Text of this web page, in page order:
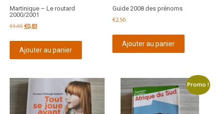
Martinique – Le routard
2000/2001
€1,65 Le
initial
€0,83Le
Ajouter au panier
Guide 2008 des prénoms
€2,50
Ajouter au panier
Promo !